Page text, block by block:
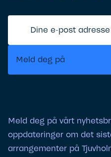
post
adresse
Meld deg på
Meld deg på vårt
oppdateringer om det
arrangementer på